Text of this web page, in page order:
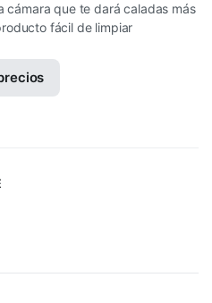
cámara que te dará caladas más
fácil de limpiar